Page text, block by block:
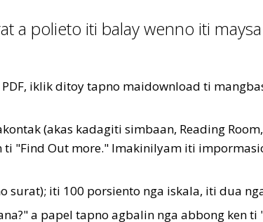
a polieto iti balay wenno iti
iklik ditoy tapno maidownload ti
(akas kadagiti simbaan, Reading
"Find Out more." Imakinilyam iti
iti 100 porsiento nga iskala, iti dua
a papel tapno agbalin nga abbong ken